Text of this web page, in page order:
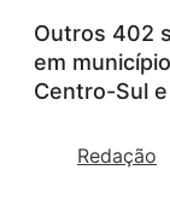
Outros 402
em
Centro-Sul
Redação